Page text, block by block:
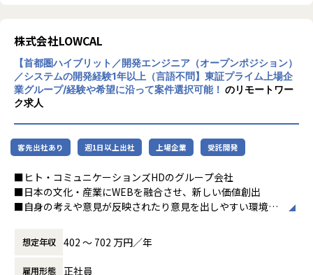
株式会社LOWCAL
【首都圏ハイブリット／開発エンジニア（オープンポジション）
／システムの開発経験1年以上（言語不問】東証プライム上場企
業グループ/経験や希望に沿って案件選択可能！ のリモートワー
ク求人
客先出社あり 週1日以上出社 上場企業 受託開発
■ヒト・コミュニケーションズHDのグループ会社
■日本の文化・産業にWEBを融合させ、新しい価値創出
■自身の考えや意見が反映されたり意見を出しやすい環境が
当社にてエンジニアを募集しております！
Webエンジニア（Java、PHP）、インフラエンジニア、販売
想定年収 402 〜 702 万円／年
雇用形態 正社員